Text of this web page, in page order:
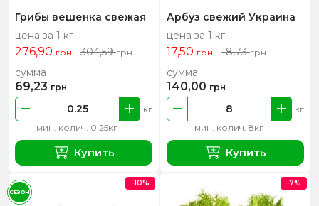
Грибы вешенка свежая
цена за 1 кг
276,90 грн 304,59грн
мин. колич. 0.25кг
кг
сумма
69,23 грн
Купить
Арбуз свежий Украина
цена за 1 кг
17,50 грн 18,73грн
мин. колич. 8кг
кг
сумма
140,00 грн
Купить
-10%
СЕЗОН
-7%